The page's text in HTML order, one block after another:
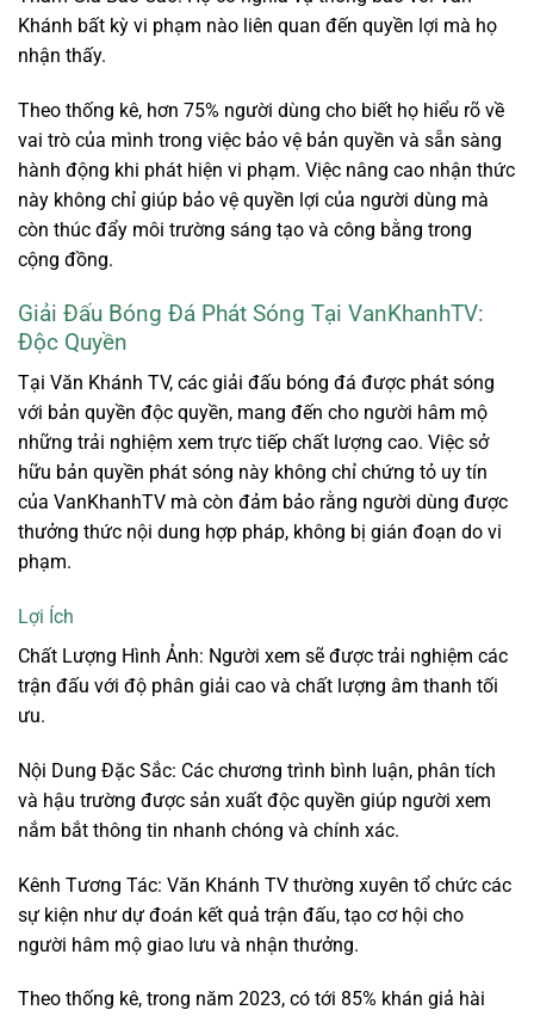
Khánh bất kỳ vi phạm nào liên quan đến quyền lợi mà họ
nhận thấy.
Theo thống kê, hơn 75% người dùng cho biết họ hiểu rõ về
vai trò của mình trong việc bảo vệ bản quyền và sẵn sàng
hành động khi phát hiện vi phạm. Việc nâng cao nhận thức
này không chỉ giúp bảo vệ quyền lợi của người dùng mà
còn thúc đẩy môi trường sáng tạo và công bằng trong
cộng đồng.
Giải Đấu Bóng Đá Phát Sóng Tại VanKhanhTV:
Độc Quyền
Tại Văn Khánh TV, các giải đấu bóng đá được phát sóng
với bản quyền độc quyền, mang đến cho người hâm mộ
những trải nghiệm xem trực tiếp chất lượng cao. Việc sở
hữu bản quyền phát sóng này không chỉ chứng tỏ uy tín
của VanKhanhTV mà còn đảm bảo rằng người dùng được
thưởng thức nội dung hợp pháp, không bị gián đoạn do vi
phạm.
Lợi Ích
Chất Lượng Hình Ảnh: Người xem sẽ được trải nghiệm các
trận đấu với độ phân giải cao và chất lượng âm thanh tối
ưu.
Nội Dung Đặc Sắc: Các chương trình bình luận, phân tích
và hậu trường được sản xuất độc quyền giúp người xem
nắm bắt thông tin nhanh chóng và chính xác.
Kênh Tương Tác: Văn Khánh TV thường xuyên tổ chức các
sự kiện như dự đoán kết quả trận đấu, tạo cơ hội cho
người hâm mộ giao lưu và nhận thưởng.
Theo thống kê, trong năm 2023, có tới 85% khán giả hài